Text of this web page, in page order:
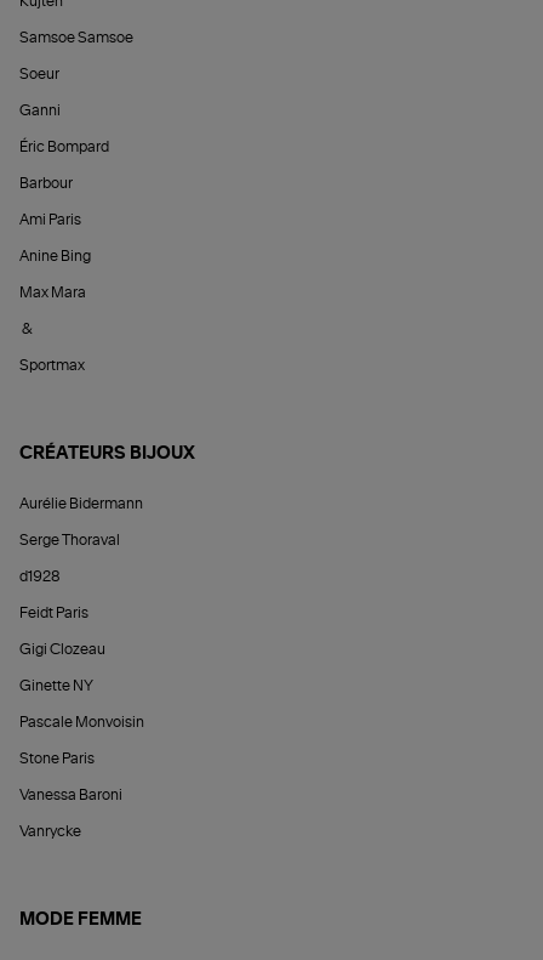
Samsoe Samsoe
Soeur
Ganni
Éric Bompard
Barbour
Ami Paris
Anine Bing
Max Mara
&
Sportmax
CRÉATEURS BIJOUX
Aurélie Bidermann
Serge Thoraval
d1928
Feidt Paris
Gigi Clozeau
Ginette NY
Pascale Monvoisin
Stone Paris
Vanessa Baroni
Vanrycke
MODE FEMME